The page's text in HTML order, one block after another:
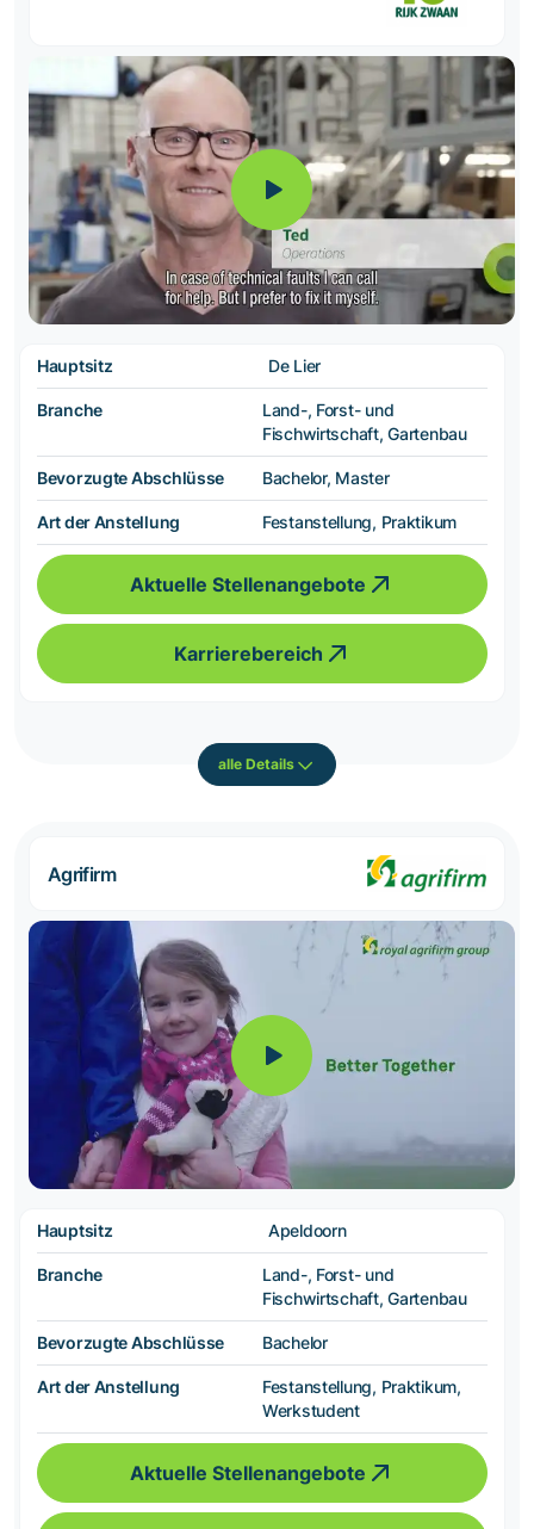
Hauptsitz De Lier
Branche
Land-, Forst- und
Fischwirtschaft, Gartenbau
Bevorzugte Abschlüsse Bachelor, Master
Art der Anstellung Festanstellung, Praktikum
Aktuelle Stellenangebote
Karrierebereich
alle Details
Agrifirm
Hauptsitz Apeldoorn
Branche
Land-, Forst- und
Fischwirtschaft, Gartenbau
Bevorzugte Abschlüsse Bachelor
Art der Anstellung
Festanstellung, Praktikum,
Werkstudent
Aktuelle Stellenangebote